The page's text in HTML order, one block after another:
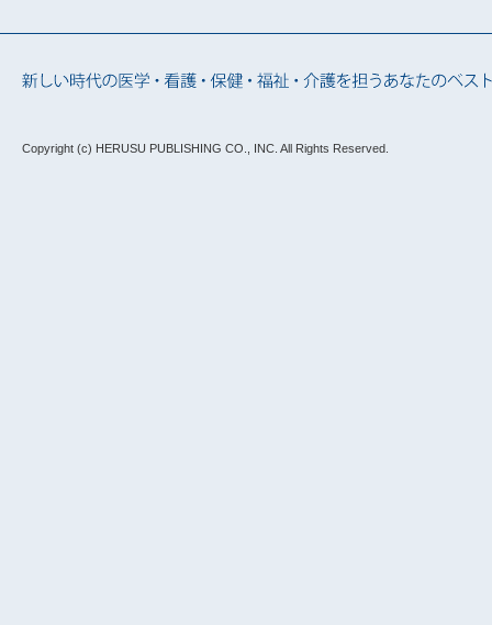
Copyright (c) HERUSU PUBLISHING CO., INC. All Rights Reserved.